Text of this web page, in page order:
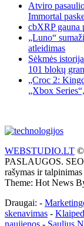
Atviro
Immortal
cbXRP gauna
„Luno“
atleidimas
Sėkmės
101 blokų
„Croc 2:
„Xbox
WEBSTUDIO.LT ©
PASLAUGOS. SEO
rašymas ir
Theme: Hot News
Draugai: -
skenavimas -